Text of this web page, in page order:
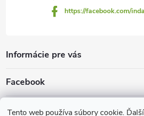
Tento web používa súbory cookie.
https://facebook.com/
Informácie pre vás
Facebook
Prijímame online platby